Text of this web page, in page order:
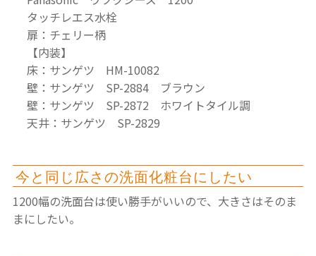
タッチレエス水栓
扉：チェリー柄
【内装】
床：サンゲツ HM-10082
壁：サンゲツ SP-2884 ブラウン
壁：サンゲツ SP-2872 ホワイトタイル調
天井：サンゲツ SP-2829
今と同じ広さの洗面化粧台にしたい
1200幅の洗面台は使い勝手がいいので、大きさはそのま
まにしたい。